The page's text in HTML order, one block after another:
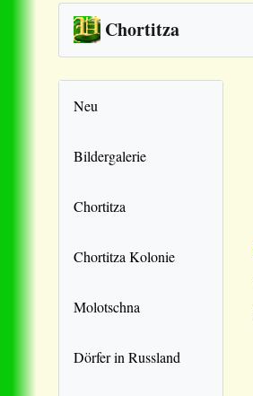
Chortitza
Neu
Bildergalerie
Chortitza
Chortitza Kolonie
Molotschna
Dörfer in Russland